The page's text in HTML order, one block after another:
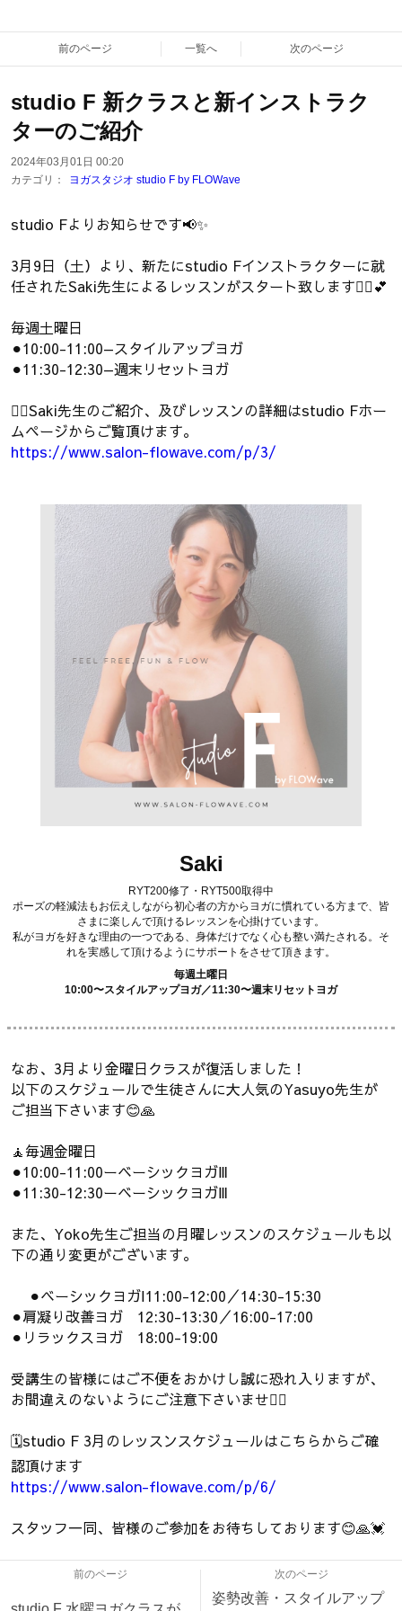
前のページ 一覧へ 次のページ
studio F 新クラスと新インストラク
ターのご紹介
2024年03月01日 00:20
カテゴリ：
ヨガスタジオ studio F by FLOWave
studio Fよりお知らせです📢✨
3月9日（土）より、新たにstudio Fインストラクターに就
任されたSaki先生によるレッスンがスタート致します🧘‍♀️💕
毎週土曜日
⚫︎10:00-11:00—スタイルアップヨガ
⚫︎11:30-12:30—週末リセットヨガ
🧘‍♀️Saki先生のご紹介、及びレッスンの詳細はstudio Fホー
ムページからご覧頂けます。
https://www.salon-flowave.com/p/3/
Saki
RYT200修了・RYT500取得中
ポーズの軽減法もお伝えしながら初心者の方からヨガに慣れている方まで、皆
さまに楽しんで頂けるレッスンを心掛けています。
私がヨガを好きな理由の一つである、身体だけでなく心も整い満たされる。そ
れを実感して頂けるようにサポートをさせて頂きます。
毎週土曜日
10:00〜スタイルアップヨガ／11:30〜週末リセットヨガ
なお、3月より金曜日クラスが復活しました！
以下のスケジュールで生徒さんに大人気のYasuyo先生が
ご担当下さいます😊🙏
🧘毎週金曜日
⚫︎10:00-11:00ーベーシックヨガⅢ
⚫︎11:30-12:30ーベーシックヨガⅢ
また、Yoko先生ご担当の月曜レッスンのスケジュールも以
下の通り変更がございます。
⚫︎ベーシックヨガⅠ11:00-12:00／14:30-15:30
⚫︎肩凝り改善ヨガ 12:30-13:30／16:00-17:00
⚫︎リラックスヨガ 18:00-19:00
受講生の皆様にはご不便をおかけし誠に恐れ入りますが、
お間違えのないようにご注意下さいませ🙇‍♀️
🗓️studio F 3月のレッスンスケジュールはこちらからご確
認頂けます
https://www.salon-flowave.com/p/6/
スタッフ一同、皆様のご参加をお待ちしております😊🙏💓
前のページ 次のページ
姿勢改善・スタイルアップ